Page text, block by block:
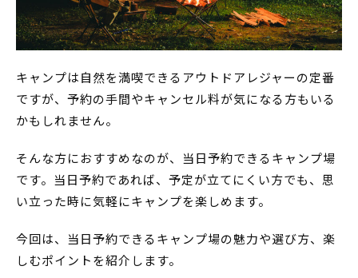
キャンプは自然を満喫できるアウトドアレジャーの定番
ですが、予約の手間やキャンセル料が気になる方もいる
かもしれません。
そんな方におすすめなのが、当日予約できるキャンプ場
です。当日予約であれば、予定が立てにくい方でも、思
い立った時に気軽にキャンプを楽しめます。
今回は、当日予約できるキャンプ場の魅力や選び方、楽
しむポイントを紹介します。